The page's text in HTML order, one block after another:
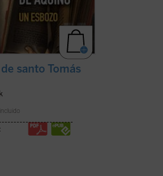
santo Tomás